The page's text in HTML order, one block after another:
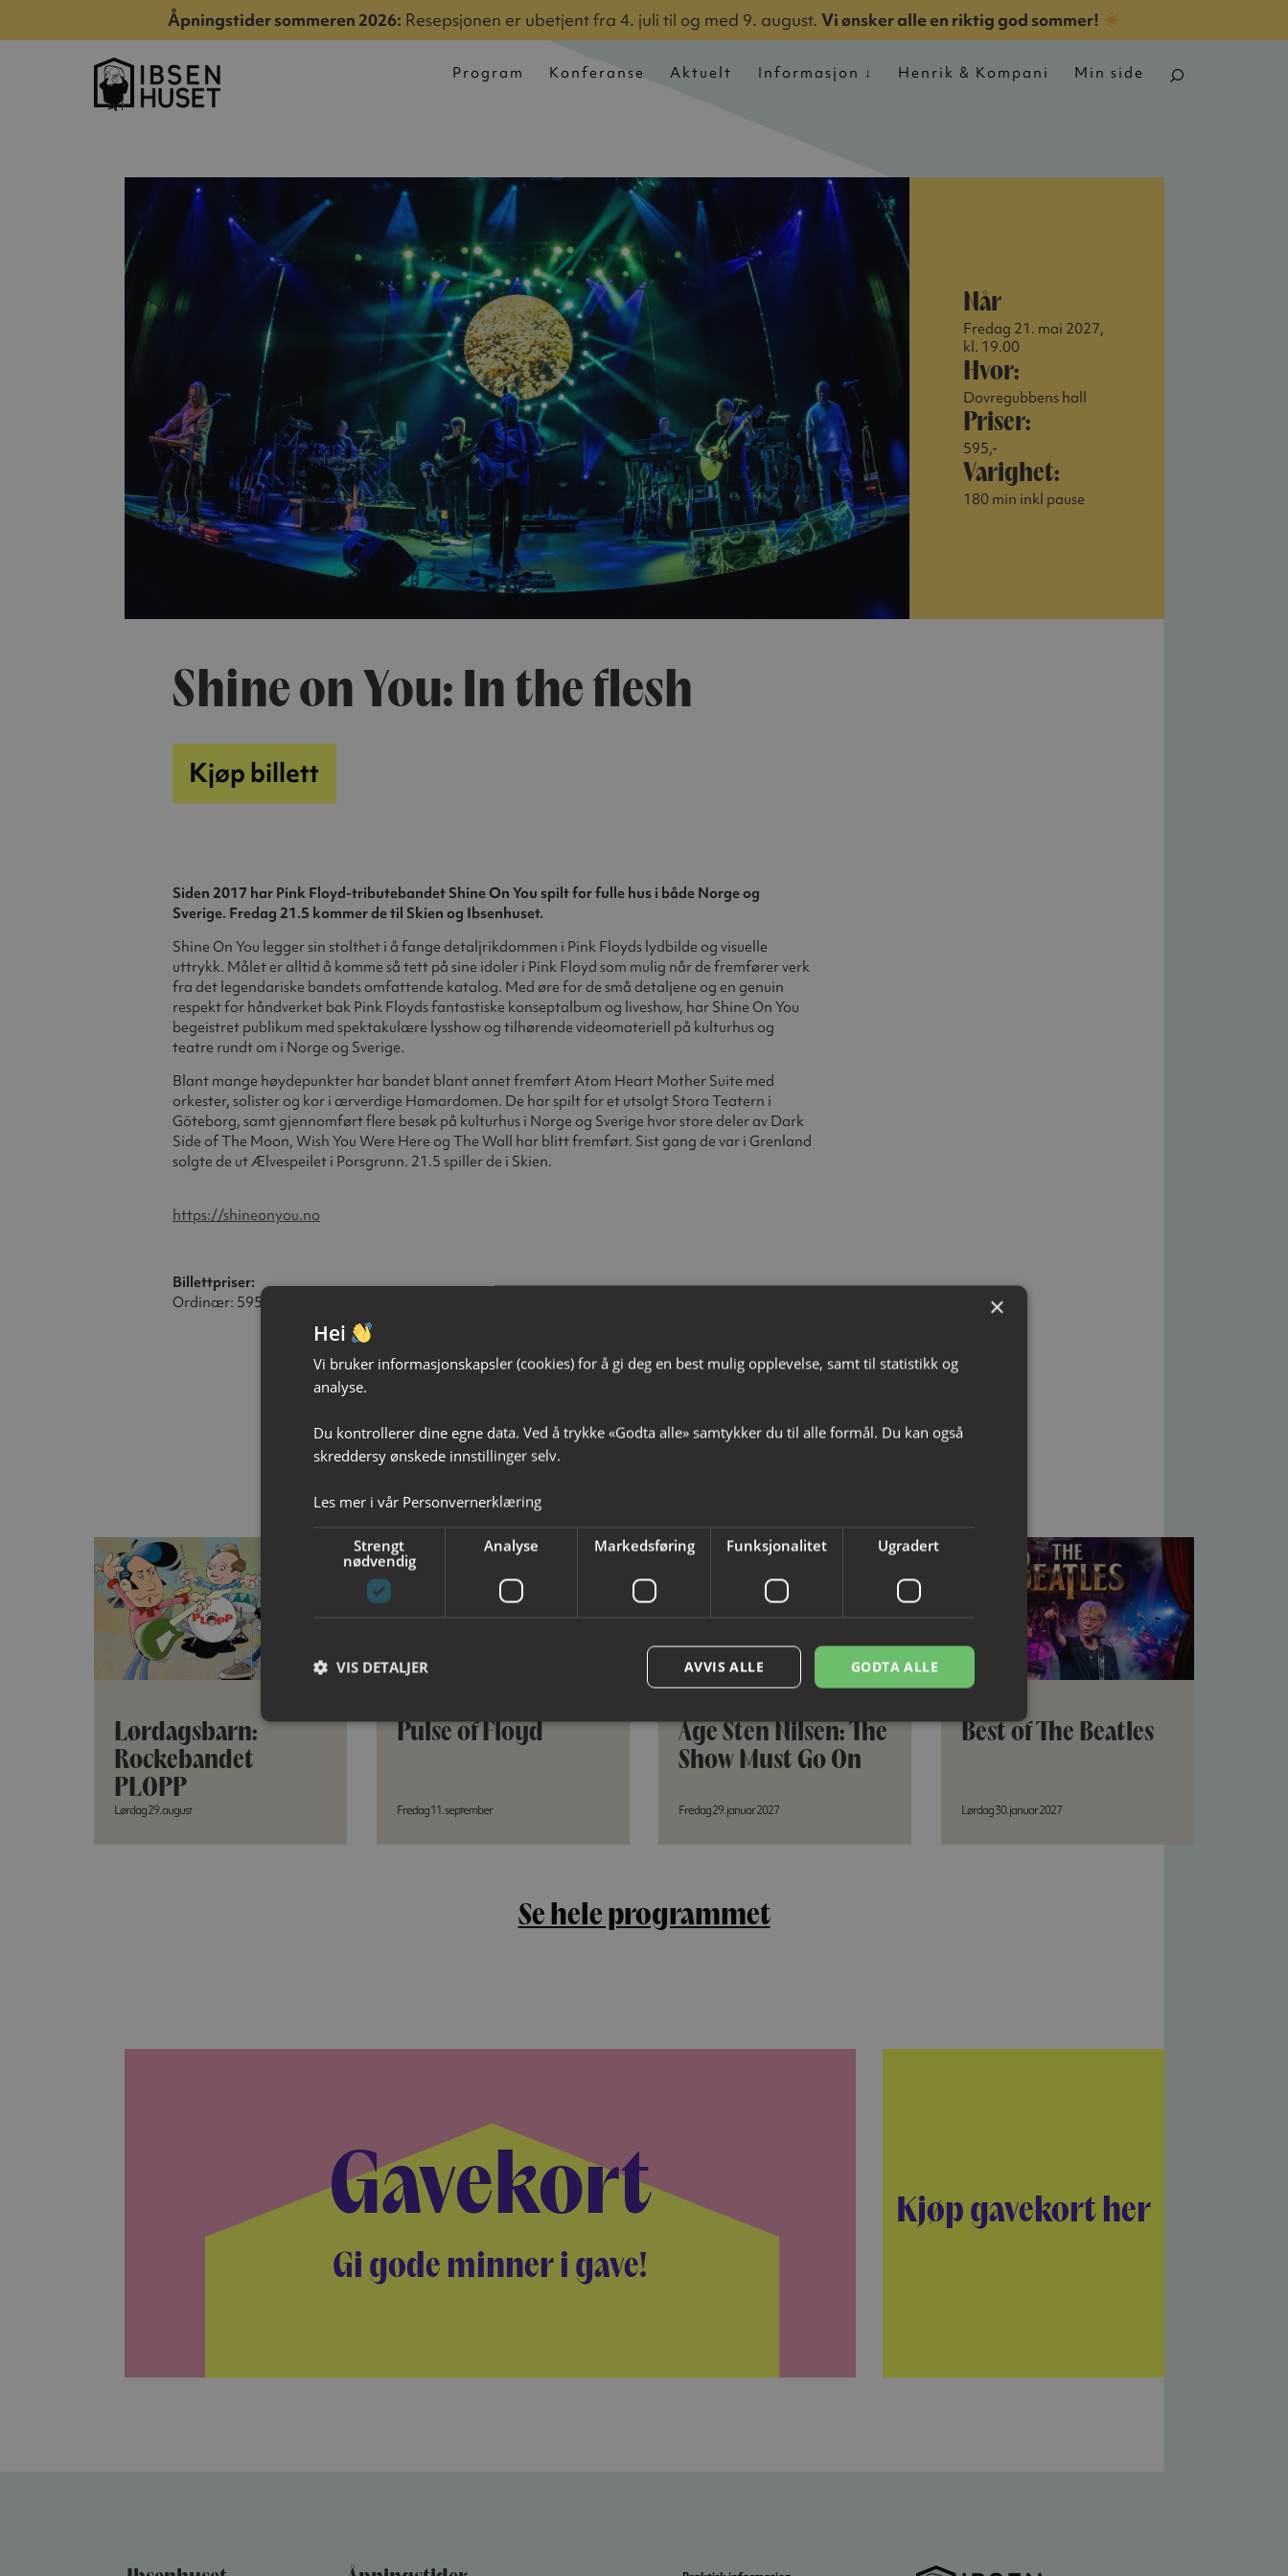
Åpningstider sommeren 2026: Resepsjonen er ubetjent fra 4. juli til og med 9. august.Vi ønsker alle en riktig god sommer!
Program Konferanse Aktuelt Informasjon Henrik & Kompani Min side
Når
Fredag 21. mai 2027,
kl. 19.00
Hvor:
Dovregubbens hall
Priser:
595,-
Varighet:
180 min inkl pause
Shine on You: In the flesh
Kjøp billett
Siden 2017 har Pink Floyd-tributebandet Shine On You spilt for fulle hus i både Norge og
Sverige. Fredag 21.5 kommer de til Skien og Ibsenhuset.
Shine On You legger sin stolthet i å fange detaljrikdommen i Pink Floyds lydbilde og visuelle
uttrykk. Målet er alltid å komme så tett på sine idoler i Pink Floyd som mulig når de fremfører verk
fra det legendariske bandets omfattende katalog. Med øre for de små detaljene og en genuin
respekt for håndverket bak Pink Floyds fantastiske konseptalbum og liveshow, har Shine On You
begeistret publikum med spektakulære lysshow og tilhørende videomateriell på kulturhus og
teatre rundt om i Norge og Sverige.
Blant mange høydepunkter har bandet blant annet fremført Atom Heart Mother Suite med
orkester, solister og kor i ærverdige Hamardomen. De har spilt for et utsolgt Stora Teatern i
Göteborg, samt gjennomført flere besøk på kulturhus i Norge og Sverige hvor store deler av Dark
Side of The Moon, Wish You Were Here og The Wall har blitt fremført. Sist gang de var i Grenland
solgte de ut Ælvespeilet i Porsgrunn. 21.5 spiller de i Skien.
https://shineonyou.no
Billettpriser:
Ordinær: 595
Lignende arrangementer:
Lørdagsbarn:
Rockebandet
PLOPP
Lørdag 29. august
Pulse of Floyd
Fredag 11. september
Åge Sten Nilsen: The
Show Must Go On
Fredag 29. januar 2027
Best of The Beatles
Lørdag 30. januar 2027
Se hele programmet
Gavekort
Gi gode minner i gave!
Kjøp gavekort her
×
Hei
Vi bruker informasjonskapsler (cookies) for å gi deg en best mulig opplevelse, samt til statistikk og
analyse.
Du kontrollerer dine egne data. Ved å trykke «Godta alle» samtykker du til alle formål. Du kan også
skreddersy ønskede innstillinger selv.
Les mer i vår Personvernerklæring
Strengt
nødvendig
Analyse Markedsføring Funksjonalitet Ugradert
GODTA ALLE
AVVIS ALLE
VIS DETALJER